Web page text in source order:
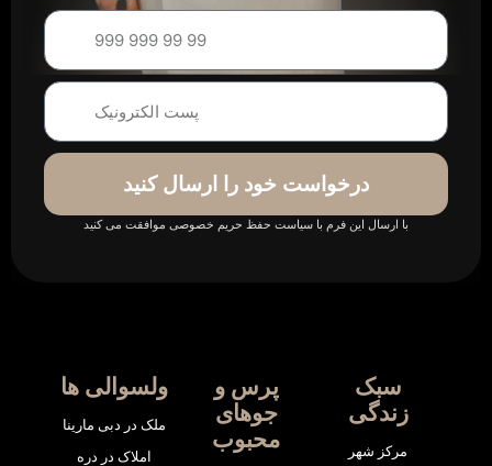
درخواست خود را ارسال کنید
با ارسال این فرم با سیاست حفظ حریم خصوصی موافقت می کنید
ولسوالی ها
ملک در دبی مارینا
املاک در دره
پرس و
جوهای
محبوب
سبک
زندگی
مرکز شهر